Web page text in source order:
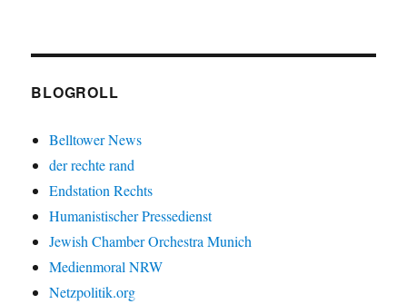
BLOGROLL
Belltower News
der rechte rand
Endstation Rechts
Humanistischer Pressedienst
Jewish Chamber Orchestra Munich
Medienmoral NRW
Netzpolitik.org